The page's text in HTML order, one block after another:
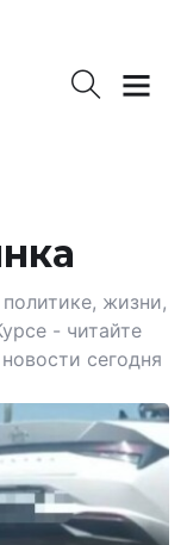
жизни,
- читайте
сегодня